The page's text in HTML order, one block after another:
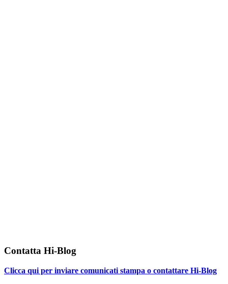
Contatta Hi-Blog
Clicca qui per inviare comunicati stampa o contattare Hi-Blog